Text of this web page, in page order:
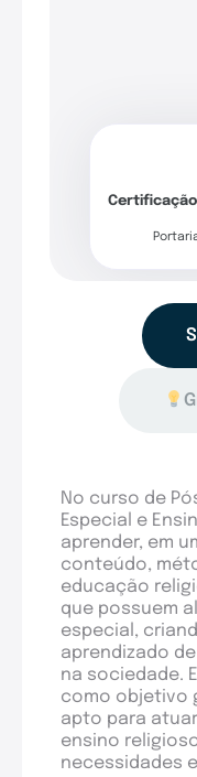
No curso de
Especial e
aprender, em
conteúdo,
educação
que possuem
especial,
aprendizado
na sociedade.
como objetivo
apto para
ensino
necessidades